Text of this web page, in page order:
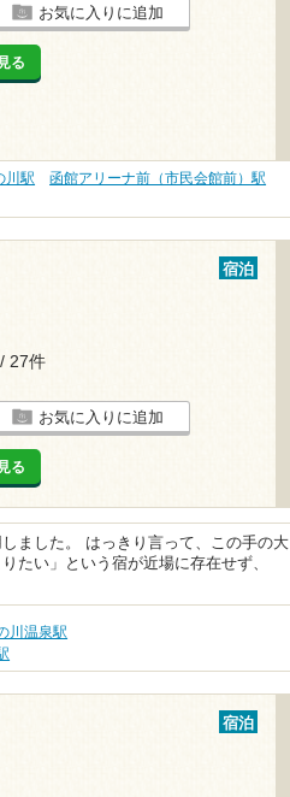
お気に入りに追加
る
川駅
函館アリーナ前（市民会館前）駅
宿泊
/ 27件
お気に入りに追加
る
ました。 はっきり言って、この手の大
たい」という宿が近場に存在せず、
川温泉駅
宿泊